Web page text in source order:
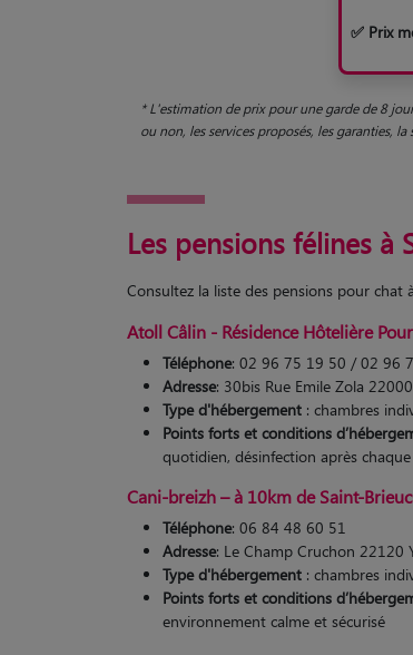
✅ Prix
* L'estimation de prix pour une garde de 8
ou non, les services proposés, les garanties,
Les pensions félines à
Consultez la liste des pensions pour chat
Atoll Câlin - Résidence Hôtelière
Téléphone: 02 96 75 19 50 / 02 96
Adresse: 30bis Rue Emile Zola
Type d'hébergement : chambres
Points forts et conditions
quotidien, désinfection après
Cani-breizh – à 10km de Saint-Brieuc
Téléphone: 06 84 48 60 51
Adresse: Le Champ Cruchon 22120
Type d'hébergement : chambres
Points forts et conditions
environnement calme et sécurisé